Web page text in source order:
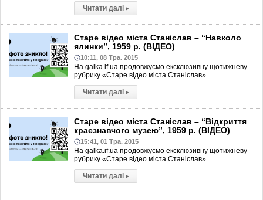
Читати далі ▸
Старе відео міста Станіслав – “Навколо
ялинки”, 1959 р. (ВІДЕО)
10:11, 08 Тра. 2015
На galka.if.ua продовжуємо ексклюзивну щотижневу
рубрику «Старе відео міста Станіслав».
Читати далі ▸
Старе відео міста Станіслав – “Відкриття
краєзнавчого музею”, 1959 р. (ВІДЕО)
15:41, 01 Тра. 2015
На galka.if.ua продовжуємо ексклюзивну щотижневу
рубрику «Старе відео міста Станіслав».
Читати далі ▸